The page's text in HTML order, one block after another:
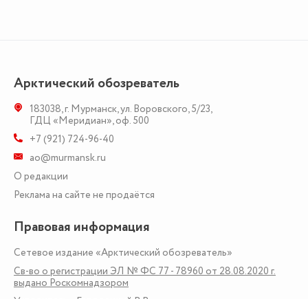
Арктический обозреватель
183038,г. Мурманск,ул. Воровского, 5/23,
ГДЦ «Меридиан», оф. 500
+7 (921) 724-96-40
ao@murmansk.ru
О редакции
Реклама на сайте не продаётся
Правовая информация
Сетевое издание «Арктический обозреватель»
Св-во о регистрации ЭЛ № ФС 77 - 78960 от 28.08.2020 г.
выдано Роскомнадзором